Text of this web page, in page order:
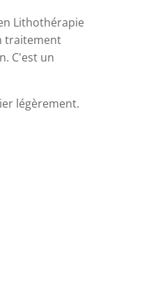
Lithothérapie
traitement
C'est un
légèrement.